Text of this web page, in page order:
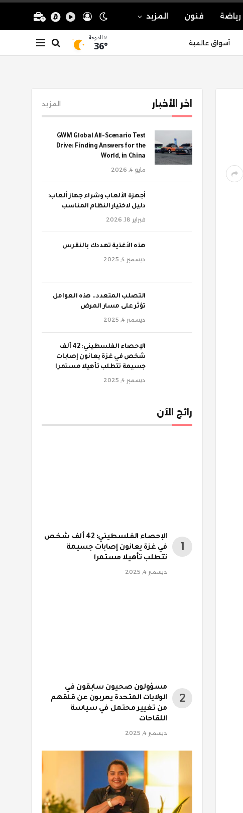
رياضة فنون المزيد
أسواق عالمية الدوحة
36°
اخر الأخبار المزيد
GWM Global All-Scenario Test
Drive: Finding Answers for the
World, in China
مايو 4, 2026
أجهزة الألعاب وشراء جهاز ألعاب:
دليل لاختيار النظام المناسب
فبراير 18, 2026
‫هذه الأغذية تهددك بالنقرس
ديسمبر 4, 2025
‫التصلب المتعدد.. هذه العوامل
تؤثر على مسار المرض
ديسمبر 4, 2025
الإحصاء الفلسطيني: 42 ألف
شخص في غزة يعانون إصابات
جسيمة تتطلب تأهيلا مستمرا
ديسمبر 4, 2025
رائج الآن
الإحصاء الفلسطيني: 42 ألف شخص
في غزة يعانون إصابات جسيمة
تتطلب تأهيلا مستمرا
ديسمبر 4, 2025
مسؤولون صحيون سابقون في
الولايات المتحدة يعربون عن قلقهم
من تغيير محتمل في سياسة
اللقاحات
ديسمبر 4, 2025